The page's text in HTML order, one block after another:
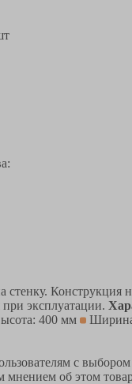
стенку. Конструкция
эксплуатации.
400 мм
с
мнением об этом